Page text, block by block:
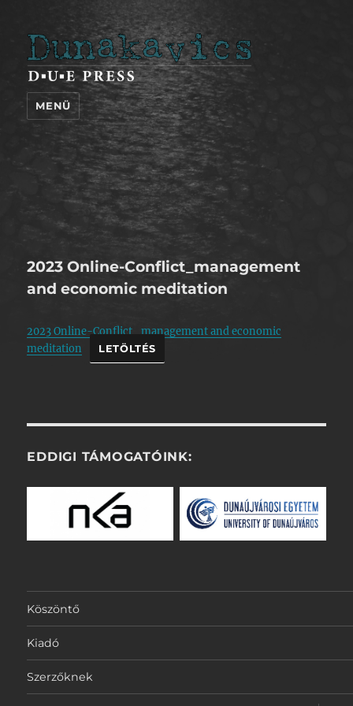
Dunakavics
MENÜ
2023 Online-Conflict_management
and economic meditation
2023 Online-Conflict_management and economic
meditation
LETÖLTÉS
EDDIGI TÁMOGATÓINK:
Köszöntő
Kiadó
Szerzőknek